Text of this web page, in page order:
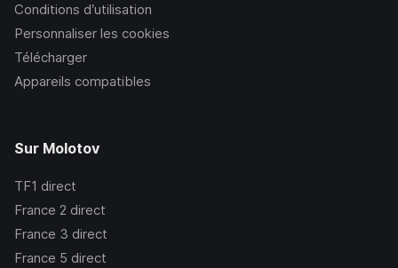
Conditions d’utilisation
Personnaliser les cookies
Télécharger
Appareils compatibles
Sur Molotov
TF1 direct
France 2 direct
France 3 direct
France 5 direct